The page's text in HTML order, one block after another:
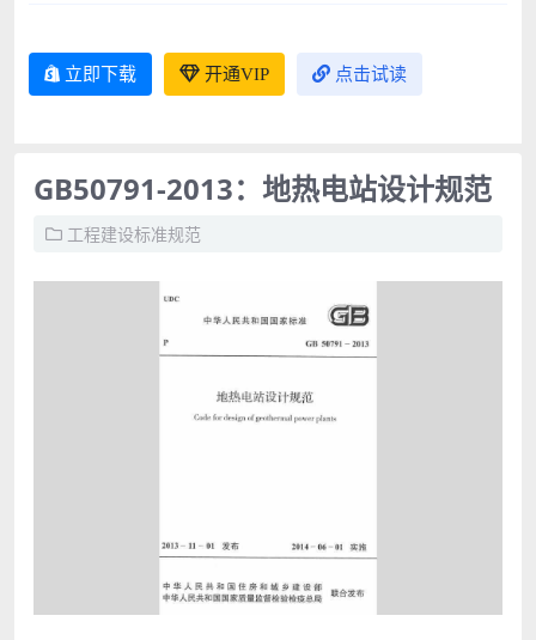
立即下载 开通VIP 点击试读
GB50791-2013：地热电站设计规范
工程建设标准规范